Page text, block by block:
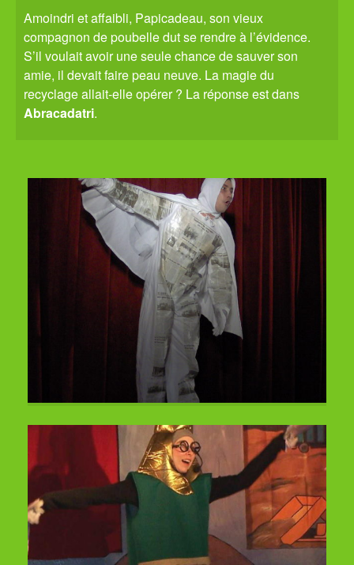
Amoindri et affaibli, Papicadeau, son vieux
compagnon de poubelle dut se rendre à l’évidence.
S’il voulait avoir une seule chance de sauver son
amie, il devait faire peau neuve. La magie du
recyclage allait-elle opérer ? La réponse est dans
Abracadatri.